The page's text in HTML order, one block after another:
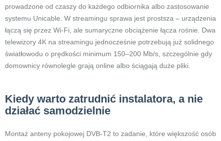
prowadzone od czaszy do każdego odbiornika albo zastosowanie
systemu Unicable. W streamingu sprawa jest prostsza – urządzenia
łączą się przez Wi-Fi, ale sumaryczne obciążenie łącza rośnie. Dwa
telewizory 4K na streamingu jednocześnie potrzebują już solidnego
światłowodu o prędkości minimum 150–200 Mb/s, szczególnie gdy
domownicy równolegle grają online albo ściągają duże pliki.
Kiedy warto zatrudnić instalatora, a nie
działać samodzielnie
Montaż anteny pokojowej DVB-T2 to zadanie, które większość osób